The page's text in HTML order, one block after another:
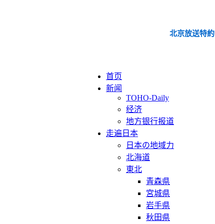
北京放送特約
首页
新闻
TOHO-Daily
经济
地方银行报道
走遍日本
日本の地域力
北海道
東北
青森県
宮城県
岩手県
秋田県